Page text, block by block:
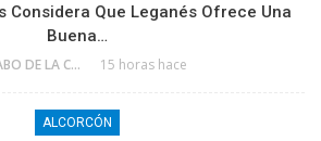
Considera Que Leganés Ofrece Una
Buena…
AL CABO DE LA CALLE 15 horas hace
ALCORCÓN